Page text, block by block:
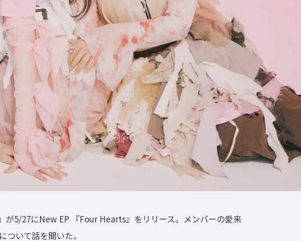
が5/27にNew EP 『Four Hearts』をリリース。メンバーの愛来
いて話を聞いた。